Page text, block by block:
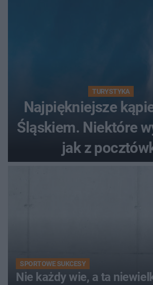
TURYSTYKA
Najpiękniejsze
Śląskiem. Niektóre
jak z
SPORTOWE SUKCESY
Nie każdy wie, a ta